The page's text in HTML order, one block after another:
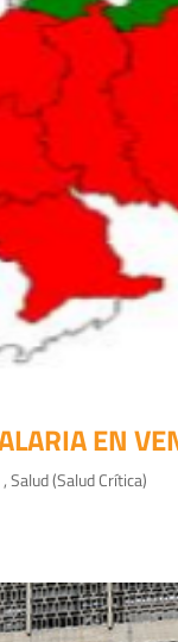
EN
,Salud (Salud Crítica)